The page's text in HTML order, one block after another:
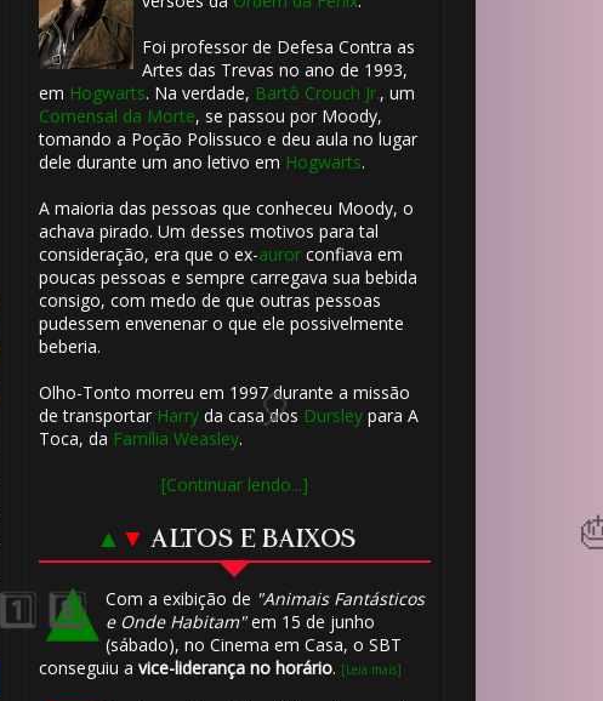
Foi professor de Defesa Contra as
Artes das Trevas no ano de 1993,
em Hogwarts. Na verdade, Bartô Crouch Jr., um
Comensal da Morte, se passou por Moody,
tomando a Poção Polissuco e deu aula no lugar
dele durante um ano letivo em Hogwarts.
A maioria das pessoas que conheceu Moody, o
achava pirado. Um desses motivos para tal
consideração, era que o ex-aurorconfiava em
poucas pessoas e sempre carregava sua bebida
consigo, com medo de que outras pessoas
pudessem envenenar o que ele possivelmente
beberia.
Olho-Tonto morreu em 1997 durante a missão
de transportar Harryda casa dos Dursleypara A
Toca, da Família Weasley.
[Continuar lendo...]
▲ ▼ ALTOS E BAIXOS
Com a exibição de "Animais Fantásticos
e Onde Habitam"em 15 de junho
(sábado), no Cinema em Casa, o SBT
conseguiu a vice-liderança no horário. [Leia mais]
🎂
🎂
⚡